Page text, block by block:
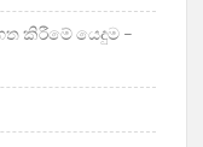
කිරීමේ යෙදුම –